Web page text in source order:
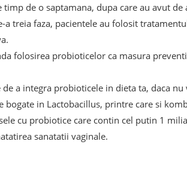
de o saptamana, dupa care au avut
a treia faza, pacientele au folosit
folosirea probioticelor ca masura
a integra probioticele in dieta ta, daca
in Lactobacillus, printre care si
cu probiotice care contin cel putin 1
sanatatii vaginale.